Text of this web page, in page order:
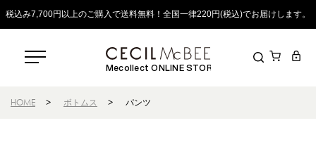
税込み7,700円以上のご購入で送料無料！全国一律220円(税込)でお届けします。
Mecollect ONLINE STORE
HOME > ボトムス > パンツ